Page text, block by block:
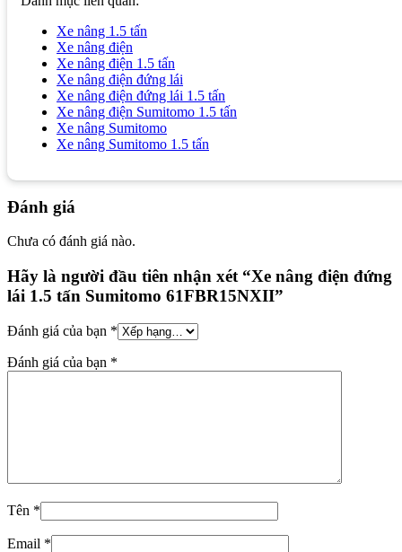
Xe nâng 1.5 tấn
Xe nâng điện
Xe nâng điện 1.5 tấn
Xe nâng điện đứng lái
Xe nâng điện đứng lái 1.5 tấn
Xe nâng điện Sumitomo 1.5 tấn
Xe nâng Sumitomo
Xe nâng Sumitomo 1.5 tấn
Đánh giá
Chưa có đánh giá nào.
Hãy là người đầu tiên nhận xét “Xe nâng điện đứng
lái 1.5 tấn Sumitomo 61FBR15NXII”
Đánh giá của bạn *
Đánh giá của bạn *
Tên *
Email *